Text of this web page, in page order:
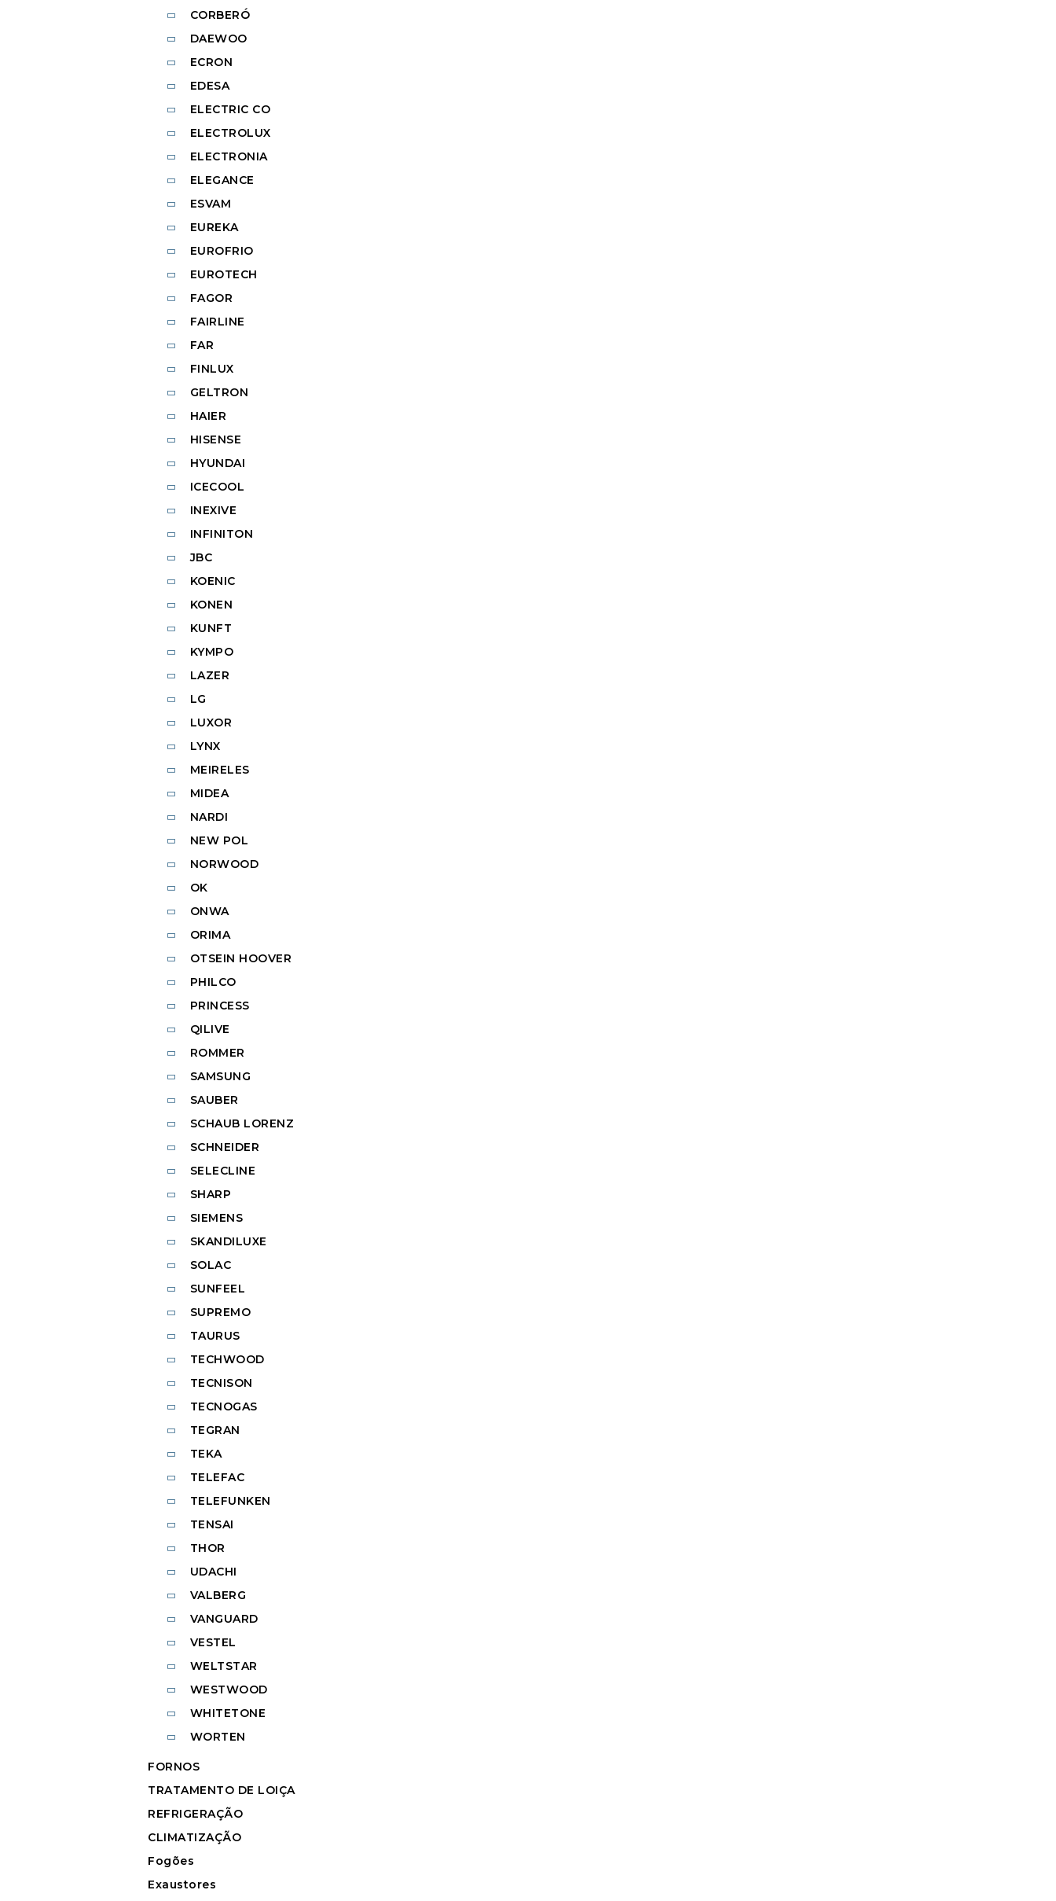
CORBERÓ
DAEWOO
ECRON
EDESA
ELECTRIC CO
ELECTROLUX
ELECTRONIA
ELEGANCE
ESVAM
EUREKA
EUROFRIO
EUROTECH
FAGOR
FAIRLINE
FAR
FINLUX
GELTRON
HAIER
HISENSE
HYUNDAI
ICECOOL
INEXIVE
INFINITON
JBC
KOENIC
KONEN
KUNFT
KYMPO
LAZER
LG
LUXOR
LYNX
MEIRELES
MIDEA
NARDI
NEW POL
NORWOOD
OK
ONWA
ORIMA
OTSEIN HOOVER
PHILCO
PRINCESS
QILIVE
ROMMER
SAMSUNG
SAUBER
SCHAUB LORENZ
SCHNEIDER
SELECLINE
SHARP
SIEMENS
SKANDILUXE
SOLAC
SUNFEEL
SUPREMO
TAURUS
TECHWOOD
TECNISON
TECNOGAS
TEGRAN
TEKA
TELEFAC
TELEFUNKEN
TENSAI
THOR
UDACHI
VALBERG
VANGUARD
VESTEL
WELTSTAR
WESTWOOD
WHITETONE
WORTEN
FORNOS
TRATAMENTO DE LOIÇA
REFRIGERAÇÃO
CLIMATIZAÇÃO
Fogões
Exaustores